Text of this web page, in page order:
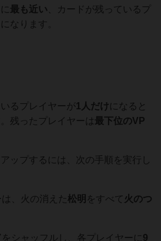
最も近い 、カードが残っているプ
になります。
るプレイヤーが1人だけになると
残ったプレイヤーは
最下位のVP
ップするには、次の手順を実行し
、火の消えた 松明 をすべて 火のつ
をシャッフルし、各プレイヤーに 9